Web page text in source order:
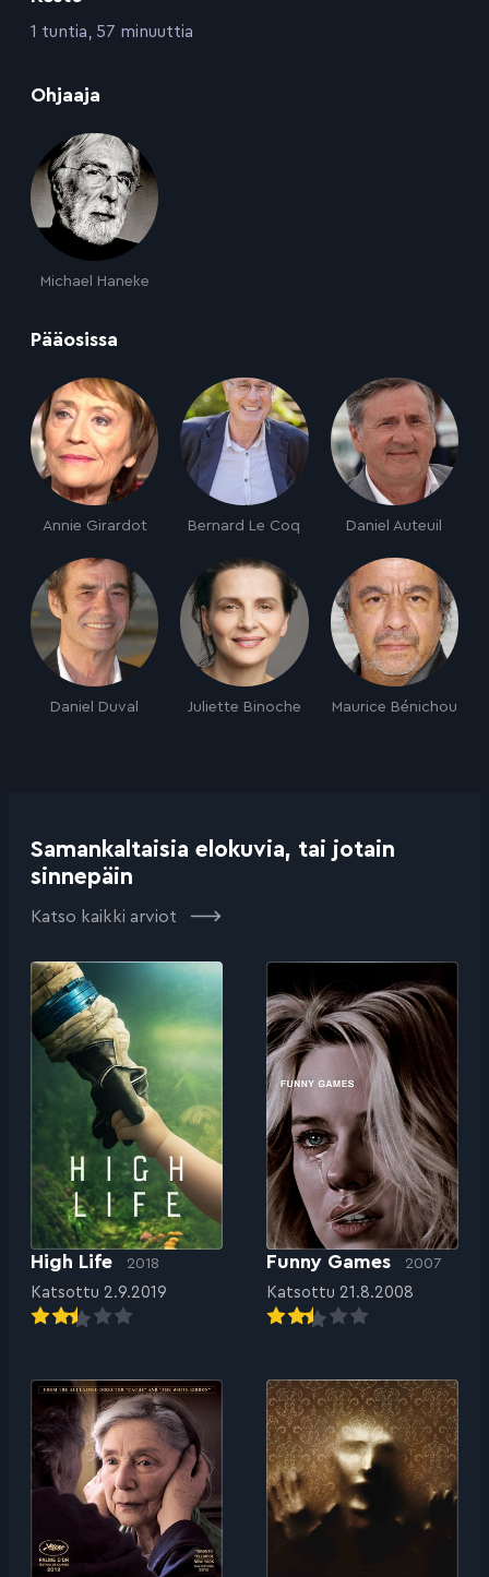
:1 tuntia, 57 minuuttia
Ohjaaja
Michael Haneke
Pääosissa
Annie Girardot Bernard Le Coq Daniel Auteuil
Daniel Duval Juliette Binoche Maurice Bénichou
Samankaltaisia elokuvia, tai jotain
sinnepäin
Katso kaikki arviot
High Life 2018
Katsottu 2.9.2019
Funny Games 2007
Katsottu 21.8.2008